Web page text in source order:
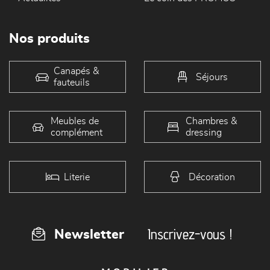
Nos produits
Canapés &
fauteuils
Séjours
Meubles de
complément
Chambres &
dressing
Literie Décoration
Newsletter Inscrivez-vous !